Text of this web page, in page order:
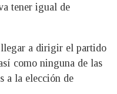
tener igual de
llegar a dirigir el partido
como ninguna de las
a la elección de